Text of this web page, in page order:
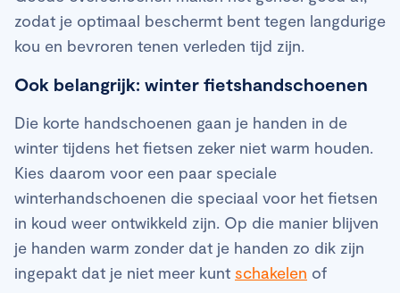
zodat je optimaal beschermt bent tegen langdurige
kou en bevroren tenen verleden tijd zijn.
Ook belangrijk: winter fietshandschoenen
Die korte handschoenen gaan je handen in de
winter tijdens het fietsen zeker niet warm houden.
Kies daarom voor een paar speciale
winterhandschoenen die speciaal voor het fietsen
in koud weer ontwikkeld zijn. Op die manier blijven
je handen warm zonder dat je handen zo dik zijn
ingepakt dat je niet meer kunt schakelen of